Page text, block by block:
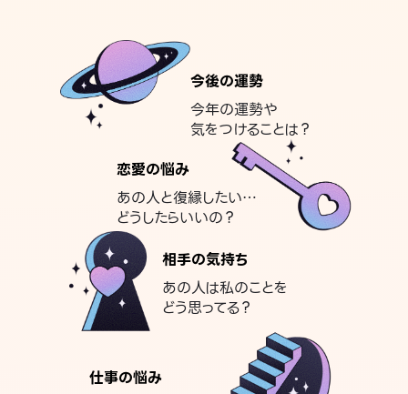
今後の運勢
今年の運勢や
気をつけることは？
恋愛の悩み
あの人と復縁したい…
どうしたらいいの？
相手の気持ち
あの人は私のことを
どう思ってる？
仕事の悩み